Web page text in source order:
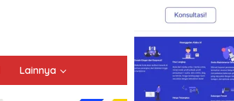
Lainnya